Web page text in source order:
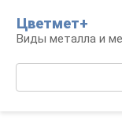
контенту
Цветмет+
Виды металла и